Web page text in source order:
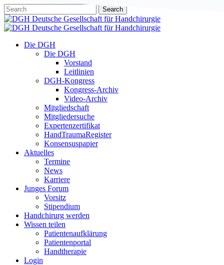
Skip
to
main
Search
Close
Search
Menu
Die DGH
Die DGH
Vorstand
Leitlinien
DGH-Kongress
Kongress-Archiv
Video-Archiv
Mitgliedschaft
Mitgliedersuche
Expertenzertifikat
HandTraumaRegister
Konsensuspapier
Aktuelles
Termine
News
Karriere
Junges Forum
Vorsitz
Stipendium
Handchirurg werden
Wissen teilen
Patientenaufklärung
Patientenportal
Handtherapie
Login